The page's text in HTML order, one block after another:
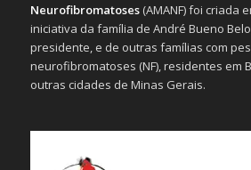
Neurofibromatoses(AMANF) foi criada
iniciativa da família de André Bueno
presidente, e de outras famílias com
neurofibromatoses (NF), residentes em
outras cidades de Minas Gerais.